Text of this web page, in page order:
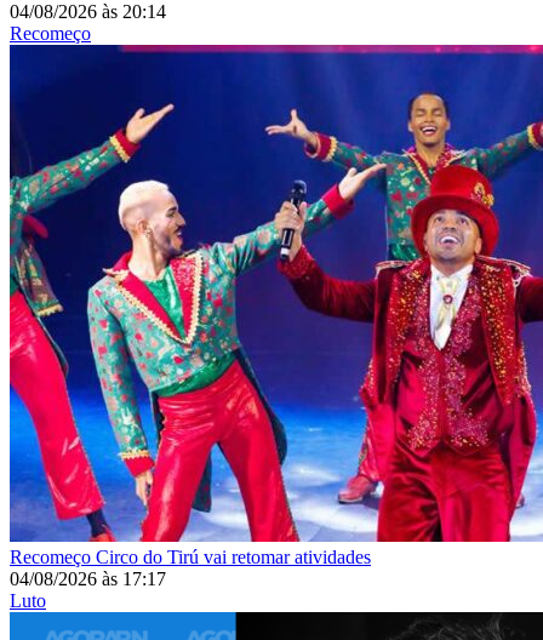
04/08/2026 às 20:14
Recomeço
Recomeço Circo do Tirú vai retomar atividades
04/08/2026 às 17:17
Luto